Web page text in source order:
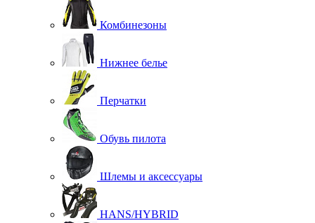
Комбинезоны
Нижнее белье
Перчатки
Обувь пилота
Шлемы и аксессуары
HANS/HYBRID